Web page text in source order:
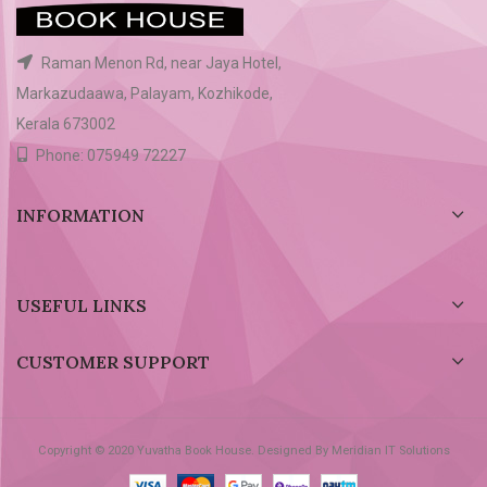
Raman Menon Rd, near Jaya Hotel,
Markazudaawa, Palayam, Kozhikode,
Kerala 673002
Phone: 075949 72227
INFORMATION
USEFUL LINKS
CUSTOMER SUPPORT
Copyright © 2020 Yuvatha Book House. Designed By Meridian IT Solutions